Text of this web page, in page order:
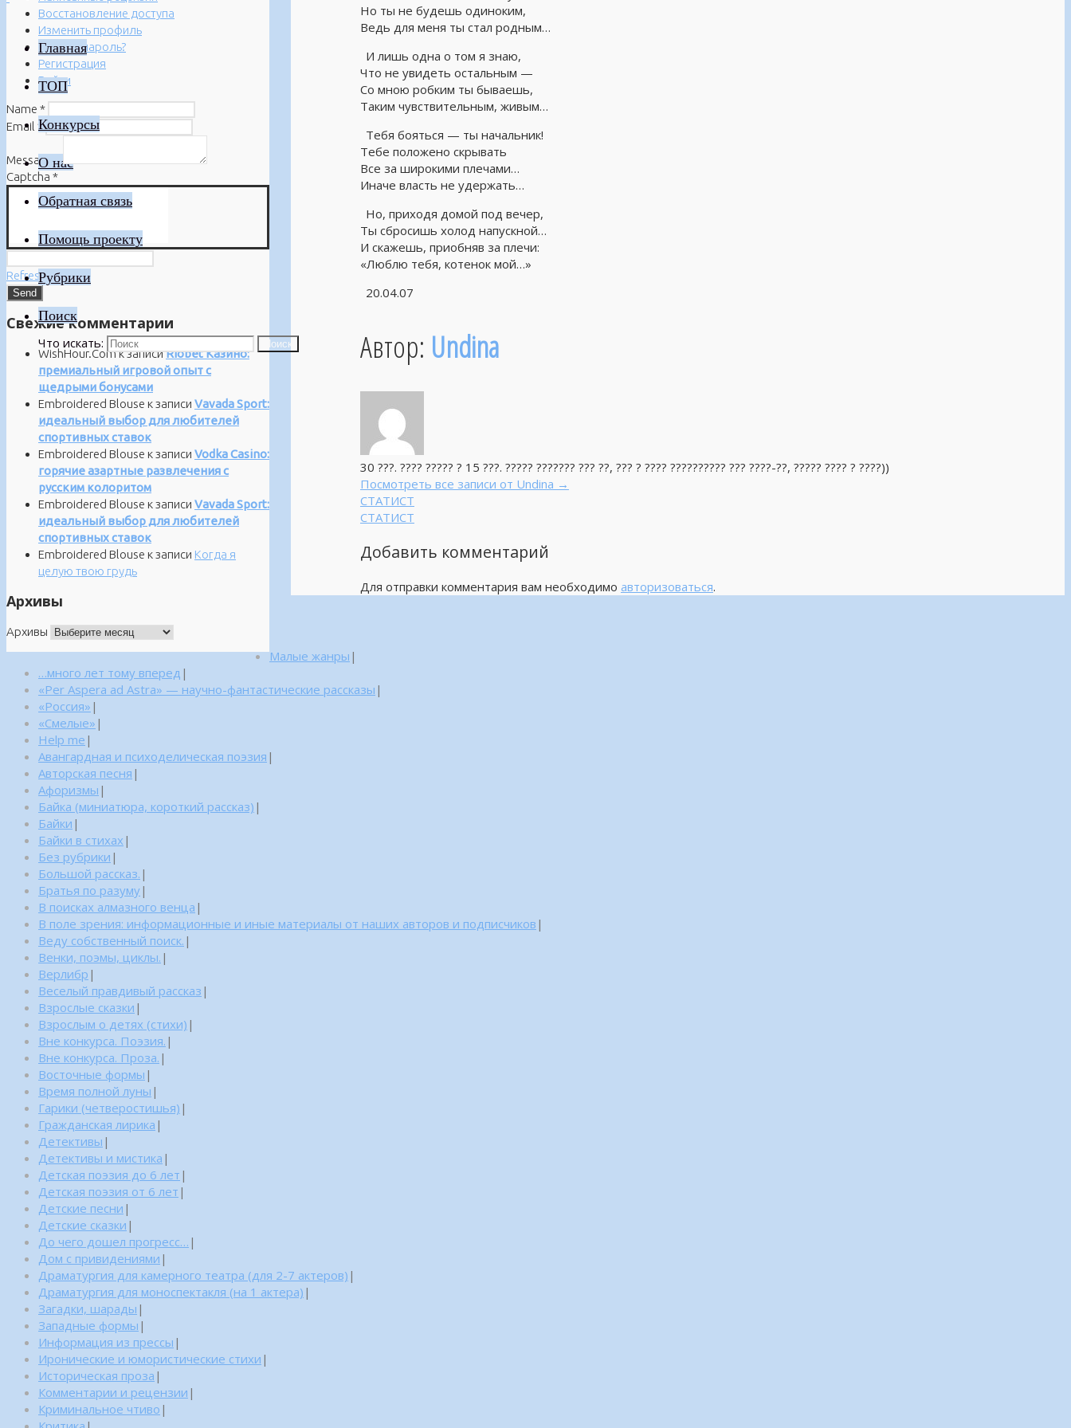
Главная
ТОП
Конкурсы
О нас
Обратная связь
Помощь проекту
Рубрики
Поиск
Что искать: Поиск
Но ты не будешь одиноким,
Ведь для меня ты стал родным…
И лишь одна о том я знаю,
Что не увидеть остальным —
Со мною робким ты бываешь,
Таким чувствительным, живым…
Тебя бояться — ты начальник!
Тебе положено скрывать
Все за широкими плечами…
Иначе власть не удержать…
Но, приходя домой под вечер,
Ты сбросишь холод напускной…
И скажешь, приобняв за плечи:
«Люблю тебя, котенок мой…»
20.04.07
Автор: Undina
30 ???. ???? ????? ? 15 ???. ????? ??????? ??? ??, ??? ? ???? ?????????? ??? ????-??, ????? ???? ? ????))
Посмотреть все записи от Undina →
СТАТИСТ
СТАТИСТ
Добавить комментарий
Для отправки комментария вам необходимо авторизоваться.
Восстановление доступа
Изменить профиль
Забыли пароль?
Регистрация
Войти
Name *
Email *
Message*
Captcha *
Refresh
Свежие комментарии
WishHour.Comк записиRiobet Казино:
премиальный игровой опыт с
щедрыми бонусами
Embroidered Blouse к записи Vavada Sport:
идеальный выбор для любителей
спортивных ставок
Embroidered Blouse к записи Vodka Casino:
горячие азартные развлечения с
русским колоритом
Embroidered Blouse к записи Vavada Sport:
идеальный выбор для любителей
спортивных ставок
Embroidered Blouse к записи Когда я
целую твою грудь
Архивы
Архивы
Малые жанры |
…много лет тому вперед |
«Per Aspera ad Astra» — научно-фантастические рассказы |
«Россия» |
«Смелые» |
Help me |
Авангардная и психоделическая поэзия |
Авторская песня |
Афоризмы |
Байка (миниатюра, короткий рассказ) |
Байки |
Байки в стихах |
Без рубрики |
Большой рассказ. |
Братья по разуму|
В поисках алмазного венца |
В поле зрения: информационные и иные материалы от наших авторов и подписчиков |
Веду собственный поиск. |
Венки, поэмы, циклы. |
Верлибр |
Веселый правдивый рассказ |
Взрослые сказки |
Взрослым о детях (стихи) |
Вне конкурса. Поэзия. |
Вне конкурса. Проза. |
Восточные формы |
Время полной луны |
Гарики (четверостишья) |
Гражданская лирика |
Детективы |
Детективы и мистика |
Детская поэзия до 6 лет |
Детская поэзия от 6 лет |
Детские песни |
Детские сказки |
До чего дошел прогресс… |
Дом с привидениями |
Драматургия для камерного театра (для 2-7 актеров) |
Драматургия для моноспектакля (на 1 актера) |
Загадки, шарады |
Западные формы |
Информация из прессы |
Иронические и юмористические стихи |
Историческая проза |
Комментарии и рецензии |
Криминальное чтиво |